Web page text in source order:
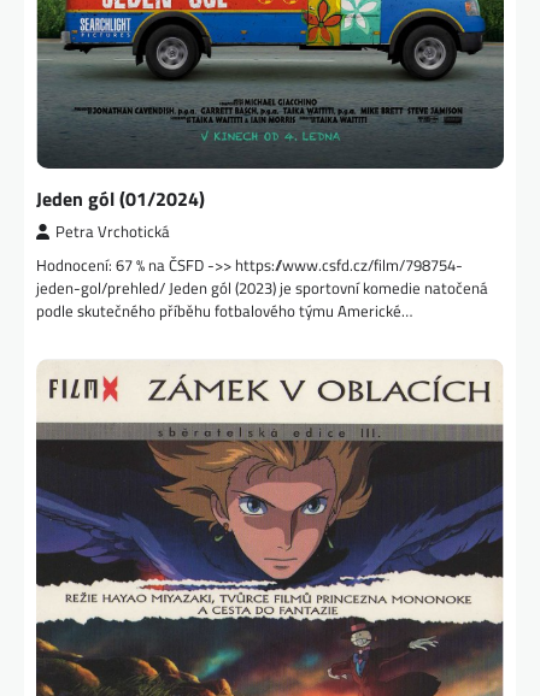
Jeden gól (01/2024)
Petra Vrchotická
Hodnocení: 67 % na ČSFD ->> https://www.csfd.cz/film/798754-
jeden-gol/prehled/ Jeden gól (2023) je sportovní komedie natočená
podle skutečného příběhu fotbalového týmu Americké…